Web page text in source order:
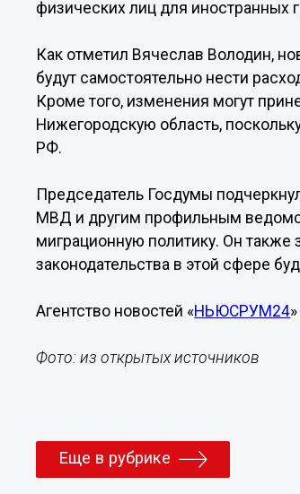
физических лиц для иностранных
Как отметил Вячеслав Володин,
будут самостоятельно нести
Кроме того, изменения могут
Нижегородскую область,
РФ.
Председатель Госдумы
МВД и другим профильным
миграционную политику. Он также
законодательства в этой сфере
Агентство новостей «НЬЮСРУМ24
Фото: из открытых источников
Еще в рубрике